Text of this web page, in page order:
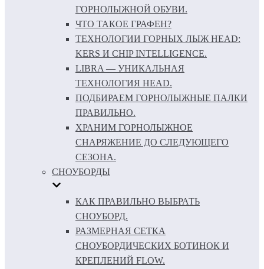
ГОРНОЛЫЖНОЙ ОБУВИ.
ЧТО ТАКОЕ ГРАФЕН?
ТЕХНОЛОГИИ ГОРНЫХ ЛЫЖ HEAD:
KERS И CHIP INTELLIGENCE.
LIBRA — УНИКАЛЬНАЯ
ТЕХНОЛОГИЯ HEAD.
ПОДБИРАЕМ ГОРНОЛЫЖНЫЕ ПАЛКИ
ПРАВИЛЬНО.
ХРАНИМ ГОРНОЛЫЖНОЕ
СНАРЯЖЕНИЕ ДО СЛЕДУЮЩЕГО
СЕЗОНА.
СНОУБОРДЫ
КАК ПРАВИЛЬНО ВЫБРАТЬ
СНОУБОРД.
РАЗМЕРНАЯ СЕТКА
СНОУБОРДИЧЕСКИХ БОТИНОК И
КРЕПЛЕНИЙ FLOW.